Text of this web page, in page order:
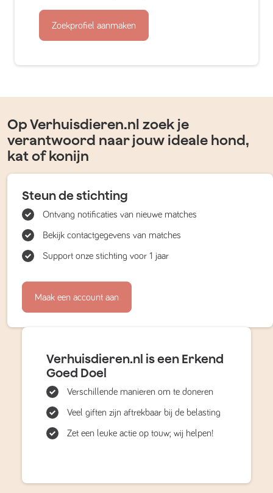
Zoekprofiel aanmaken
Op Verhuisdieren.nl zoek je
verantwoord naar jouw ideale hond,
kat of konijn
Steun de stichting
Ontvang notificaties van nieuwe matches
Bekijk contactgegevens van matches
Support onze stichting voor 1 jaar
Maak een account aan
Verhuisdieren.nl is een Erkend
Goed Doel
Verschillende manieren om te doneren
Veel giften zijn aftrekbaar bij de belasting
Zet een leuke actie op touw; wij helpen!